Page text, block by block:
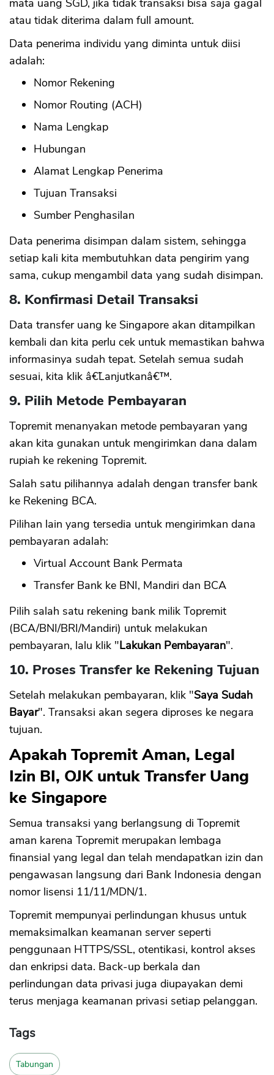
mata uang SGD, jika tidak transaksi bisa saja gagal
atau tidak diterima dalam full amount.
Data penerima individu yang diminta untuk diisi
adalah:
Nomor Rekening
Nomor Routing (ACH)
Nama Lengkap
Hubungan
Alamat Lengkap Penerima
Tujuan Transaksi
Sumber Penghasilan
Data penerima disimpan dalam sistem, sehingga
setiap kali kita membutuhkan data pengirim yang
sama, cukup mengambil data yang sudah disimpan.
8. Konfirmasi Detail Transaksi
Data transfer uang ke Singapore akan ditampilkan
kembali dan kita perlu cek untuk memastikan bahwa
informasinya sudah tepat. Setelah semua sudah
sesuai, kita klik â€˜Lanjutkanâ€™.
9. Pilih Metode Pembayaran
Topremit menanyakan metode pembayaran yang
akan kita gunakan untuk mengirimkan dana dalam
rupiah ke rekening Topremit.
Salah satu pilihannya adalah dengan transfer bank
ke Rekening BCA.
Pilihan lain yang tersedia untuk mengirimkan dana
pembayaran adalah:
Virtual Account Bank Permata
Transfer Bank ke BNI, Mandiri dan BCA
Pilih salah satu rekening bank milik Topremit
(BCA/BNI/BRI/Mandiri) untuk melakukan
pembayaran, lalu klik "Lakukan Pembayaran".
10. Proses Transfer ke Rekening Tujuan
Setelah melakukan pembayaran, klik "Saya Sudah
Bayar". Transaksi akan segera diproses ke negara
tujuan.
Apakah Topremit Aman, Legal
Izin BI, OJK untuk Transfer Uang
ke Singapore
Semua transaksi yang berlangsung di Topremit
aman karena Topremit merupakan lembaga
finansial yang legal dan telah mendapatkan izin dan
pengawasan langsung dari Bank Indonesia dengan
nomor lisensi 11/11/MDN/1.
Topremit mempunyai perlindungan khusus untuk
memaksimalkan keamanan server seperti
penggunaan HTTPS/SSL, otentikasi, kontrol akses
dan enkripsi data. Back-up berkala dan
perlindungan data privasi juga diupayakan demi
terus menjaga keamanan privasi setiap pelanggan.
Tags
Tabungan